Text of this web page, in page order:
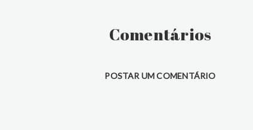
Comentários
POSTAR UM COMENTÁRIO